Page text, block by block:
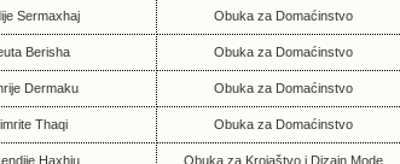
Sermaxhaj Obuka za Domaćinstvo
Berisha Obuka za Domaćinstvo
Dermaku Obuka za Domaćinstvo
Thaqi Obuka za Domaćinstvo
Haxhiu Obuka za Krojaštvo i Dizajn Mode